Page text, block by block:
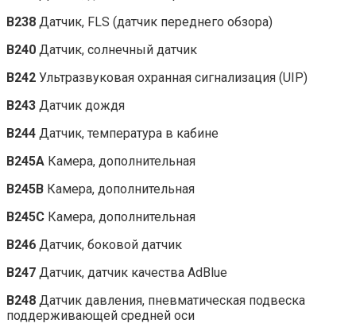
B238 Датчик, FLS (датчик переднего обзора)
B240 Датчик, солнечный датчик
B242 Ультразвуковая охранная сигнализация (UIP)
B243 Датчик дождя
B244 Датчик, температура в кабине
B245A Камера, дополнительная
B245B Камера, дополнительная
B245C Камера, дополнительная
B246 Датчик, боковой датчик
B247 Датчик, датчик качества AdBlue
B248 Датчик давления, пневматическая подвеска
поддерживающей средней оси